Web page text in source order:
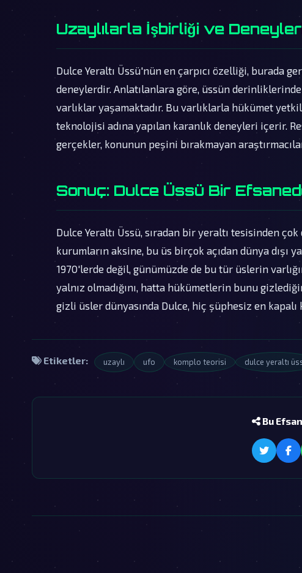
Uzaylılarla İşbirliği ve
Dulce Yeraltı Üssü'nün en çarpıcı özelliği, burada
deneylerdir. Anlatılanlara göre, üssün derinliklerinde
varlıklar yaşamaktadır. Bu varlıklarla hükümet
teknolojisi adına yapılan karanlık deneyleri içerir.
gerçekler, konunun peşini bırakmayan
Sonuç: Dulce Üssü Bir
Dulce Yeraltı Üssü, sıradan bir yeraltı tesisinden
kurumların aksine, bu üs birçok açıdan dünya dışı
1970'lerde değil, günümüzde de bu tür üslerin
yalnız olmadığını, hatta hükümetlerin bunu
gizli üsler dünyasında Dulce, hiç şüphesiz en kapalı
Etiketler: uzaylı ufo komplo teorisi dulce yeraltı
Bu